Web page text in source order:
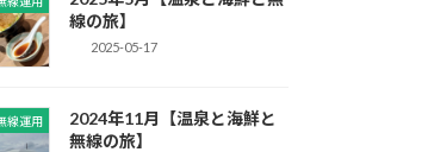
線の旅】
2025-05-17
線運用
2024年11月【温泉と海鮮と
無線の旅】